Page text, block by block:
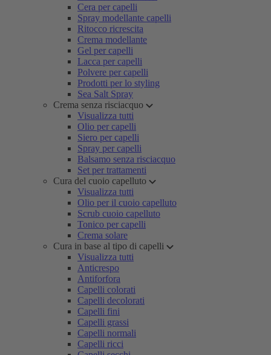
Cera per capelli
Spray modellante capelli
Ritocco ricrescita
Crema modellante
Gel per capelli
Lacca per capelli
Polvere per capelli
Prodotti per lo styling
Sea Salt Spray
Crema senza risciacquo
Visualizza tutti
Olio per capelli
Siero per capelli
Spray per capelli
Balsamo senza risciacquo
Set per trattamenti
Cura del cuoio capelluto
Visualizza tutti
Olio per il cuoio capelluto
Scrub cuoio capelluto
Tonico per capelli
Crema solare
Cura in base al tipo di capelli
Visualizza tutti
Anticrespo
Antiforfora
Capelli colorati
Capelli decolorati
Capelli fini
Capelli grassi
Capelli normali
Capelli ricci